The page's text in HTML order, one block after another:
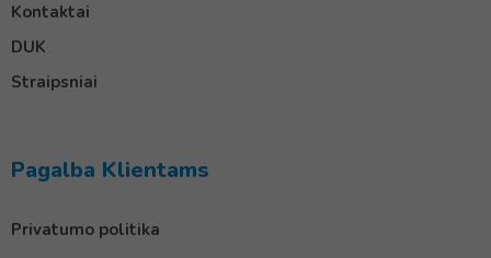
Kontaktai
DUK
Straipsniai
Pagalba Klientams
Privatumo politika